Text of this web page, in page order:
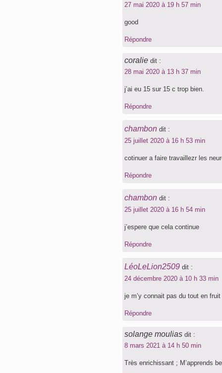
27 mai 2020 à 19 h 57 min
good
Répondre
coralie dit :
28 mai 2020 à 13 h 37 min
j’ai eu 15 sur 15 c trop bien.
Répondre
chambon dit :
25 juillet 2020 à 16 h 53 min
cotinuer a faire travaillezr les
Répondre
chambon dit :
25 juillet 2020 à 16 h 54 min
j’espere que cela continue
Répondre
LéoLeLion2509 dit :
24 décembre 2020 à 10 h 33 min
je m’y connait pas du tout en
Répondre
solange moulias dit :
8 mars 2021 à 14 h 50 min
Très enrichissant ; M’apprends